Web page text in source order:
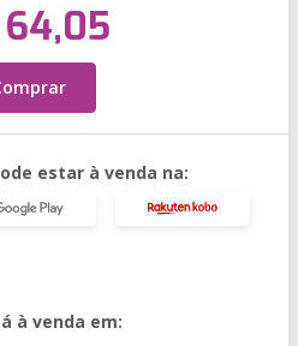
64,05
estar à venda na:
à venda em: